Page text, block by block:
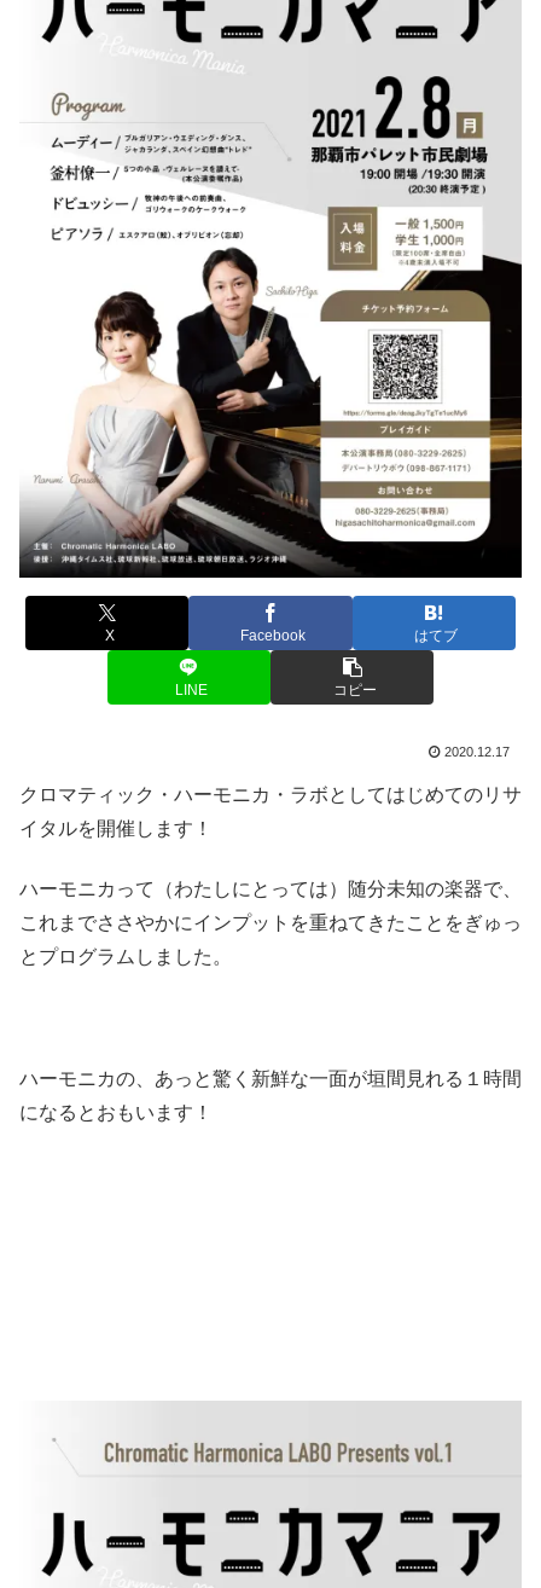
X Facebook はてブ
LINE コピー
2020.12.17
クロマティック・ハーモニカ・ラボとしてはじめてのリサ
イタルを開催します！
ハーモニカって（わたしにとっては）随分未知の楽器で、
これまでささやかにインプットを重ねてきたことをぎゅっ
とプログラムしました。
ハーモニカの、あっと驚く新鮮な一面が垣間見れる１時間
になるとおもいます！